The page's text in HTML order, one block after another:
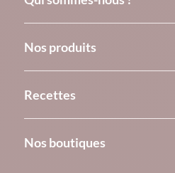
Nos produits
Recettes
Nos boutiques